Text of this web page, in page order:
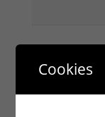
Ähnliche
Cookies